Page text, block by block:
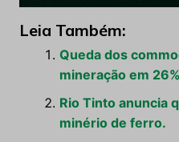
Leia Também:
Queda dos
mineração em
Rio Tinto anuncia
minério de ferro.